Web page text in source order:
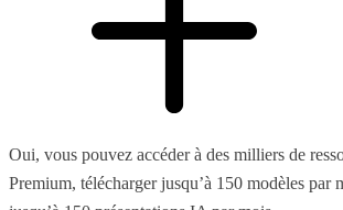
Oui, vous pouvez accéder à des milliers de
Premium, télécharger jusqu’à 150 modèles par